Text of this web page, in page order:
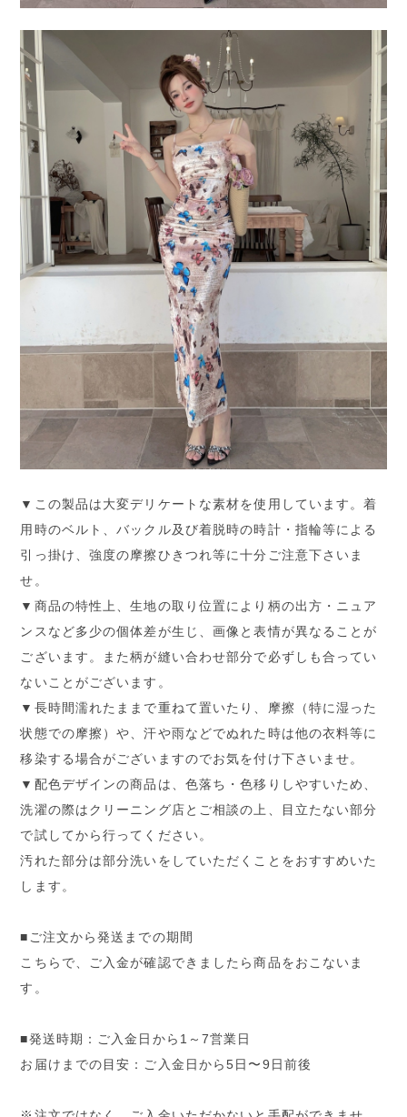
▼この製品は大変デリケートな素材を使用しています。着
用時のベルト、バックル及び着脱時の時計・指輪等による
引っ掛け、強度の摩擦ひきつれ等に十分ご注意下さいま
せ。
▼商品の特性上、生地の取り位置により柄の出方・ニュア
ンスなど多少の個体差が生じ、画像と表情が異なることが
ございます。また柄が縫い合わせ部分で必ずしも合ってい
ないことがございます。
▼長時間濡れたままで重ねて置いたり、摩擦（特に湿った
状態での摩擦）や、汗や雨などでぬれた時は他の衣料等に
移染する場合がございますのでお気を付け下さいませ。
▼配色デザインの商品は、色落ち・色移りしやすいため、
洗濯の際はクリーニング店とご相談の上、目立たない部分
で試してから行ってください。
汚れた部分は部分洗いをしていただくことをおすすめいた
します。
■ご注文から発送までの期間
こちらで、ご入金が確認できましたら商品をおこないま
す。
■発送時期：ご入金日から1～7営業日
お届けまでの目安：ご入金日から5日〜9日前後